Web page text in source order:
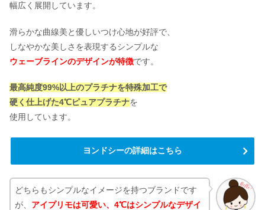
幅広く展開しています。
滑らかな曲線美と優しいつけ心地が好評で、
しなやかな美しさを表現するシンプルな
ウェーブラインのデザインが特徴です。
最高純度99%以上のプラチナを特殊加工で
硬く仕上げた4℃ピュアプラチナを
使用しています。
ヨンドシーの詳細はこちら
どちらもシンプルなイメージを持つブランドです
が、 アイプリモは可愛い、4℃はシンプルなデザイ